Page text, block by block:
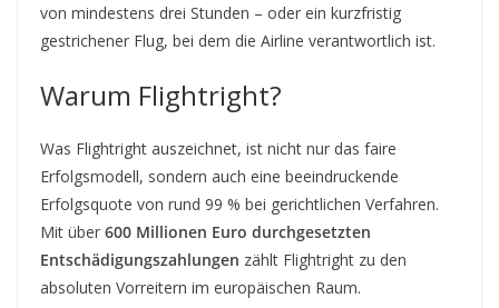
von mindestens drei Stunden – oder ein kurzfristig
gestrichener Flug, bei dem die Airline verantwortlich ist.
Warum Flightright?
Was Flightright auszeichnet, ist nicht nur das faire
Erfolgsmodell, sondern auch eine beeindruckende
Erfolgsquote von rund 99 % bei gerichtlichen Verfahren.
Mit über 600 Millionen Euro durchgesetzten
Entschädigungszahlungen zählt Flightright zu den
absoluten Vorreitern im europäischen Raum.